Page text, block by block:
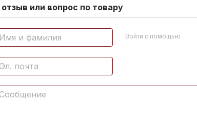
или вопрос по товару
Войти с помощью